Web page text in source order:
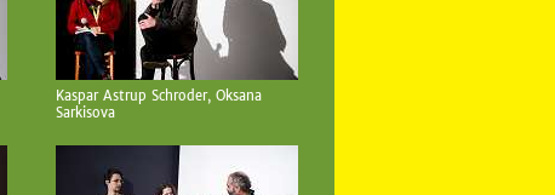
Kaspar Astrup Schroder, Oksana
Sarkisova